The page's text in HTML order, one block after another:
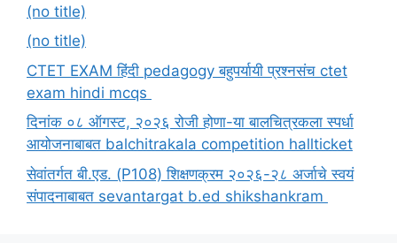
(no title)
(no title)
CTET EXAM हिंदी pedagogy बहुपर्यायी प्रश्नसंच ctet
exam hindi mcqs
दिनांक ०८ ऑगस्ट, २०२६ रोजी होणा-या बालचित्रकला स्पर्धा
आयोजनाबाबत balchitrakala competition hallticket
सेवांतर्गत बी.एड. (P108) शिक्षणक्रम २०२६-२८ अर्जाचे स्वयं
संपादनाबाबत sevantargat b.ed shikshankram